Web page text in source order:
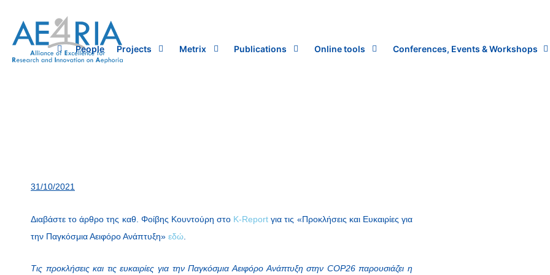
content
People Projects Metrix Publications Online tools Conferences, Events & Workshops
31/10/2021
Διαβάστε το άρθρο της καθ. Φοίβης Κουντούρη στο K-Report για τις «Προκλήσεις και Ευκαιρίες για
την Παγκόσμια Αειφόρο Ανάπτυξη» εδώ
Τις προκλήσεις και τις ευκαιρίες για την Παγκόσμια Αειφόρο Ανάπτυξη στην COP26 παρουσιάζει η